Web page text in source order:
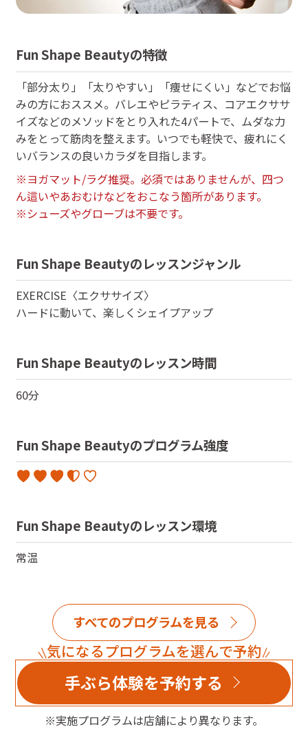
Fun Shape Beautyの特徴
「部分太り」「太りやすい」「痩せにくい」などでお悩
みの方におススメ。バレエやピラティス、コアエクササ
イズなどのメソッドをとり入れた4パートで、ムダな力
みをとって筋肉を整えます。いつでも軽快で、疲れにく
いバランスの良いカラダを目指します。
※ヨガマット/ラグ推奨。必須ではありませんが、四つ
ん這いやあおむけなどをおこなう箇所があります。
※シューズやグローブは不要です。
Fun Shape Beautyのレッスンジャンル
EXERCISE〈エクササイズ〉
ハードに動いて、楽しくシェイプアップ
Fun Shape Beautyのレッスン時間
60分
Fun Shape Beautyのプログラム強度
Fun Shape Beautyのレッスン環境
常温
すべてのプログラムを見る
気になるプログラムを選んで予約
手ぶら体験を予約する
※実施プログラムは店舗により異なります。